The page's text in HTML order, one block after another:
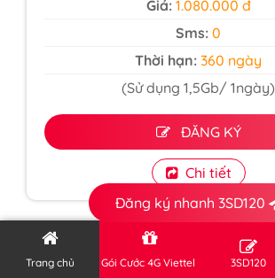
Giá: 1.080.000 đ
Sms: 0
Thời hạn: 360 ngày
(Sử dụng 1,5Gb/ 1ngày)
ĐĂNG KÝ
Chi tiết
Tin đọc nhiều
Trang chủ Gói Cước 4G Viettel
Đăng ký nhanh 3SD120
3SD120